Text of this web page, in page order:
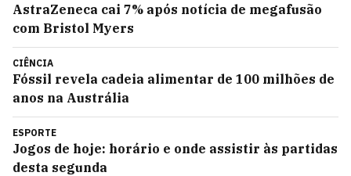
AstraZeneca cai 7% após notícia de megafusão
com Bristol Myers
CIÊNCIA
Fóssil revela cadeia alimentar de 100 milhões de
anos na Austrália
ESPORTE
Jogos de hoje: horário e onde assistir às partidas
desta segunda